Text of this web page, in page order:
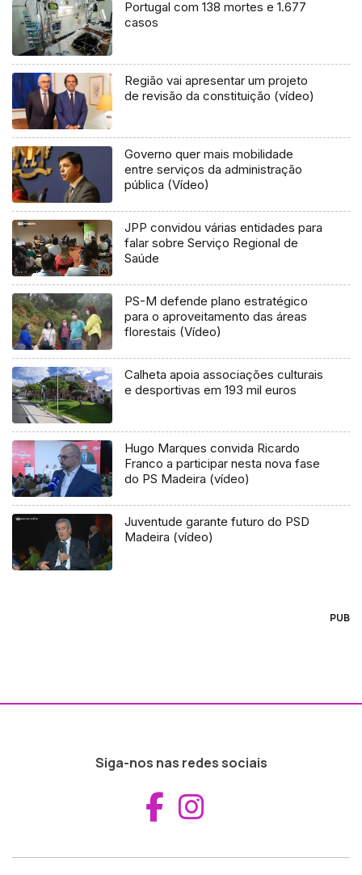
Portugal com 138 mortes e 1.677
casos
Região vai apresentar um projeto
de revisão da constituição (vídeo)
Governo quer mais mobilidade
entre serviços da administração
pública (Vídeo)
JPP convidou várias entidades para
falar sobre Serviço Regional de
Saúde
PS-M defende plano estratégico
para o aproveitamento das áreas
florestais (Vídeo)
Calheta apoia associações culturais
e desportivas em 193 mil euros
Hugo Marques convida Ricardo
Franco a participar nesta nova fase
do PS Madeira (vídeo)
Juventude garante futuro do PSD
Madeira (vídeo)
PUB
Siga-nos nas redes sociais
Aceder ao